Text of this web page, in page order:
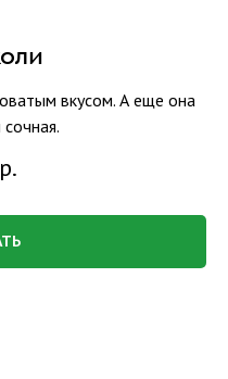
вкусом. А еще она
р.